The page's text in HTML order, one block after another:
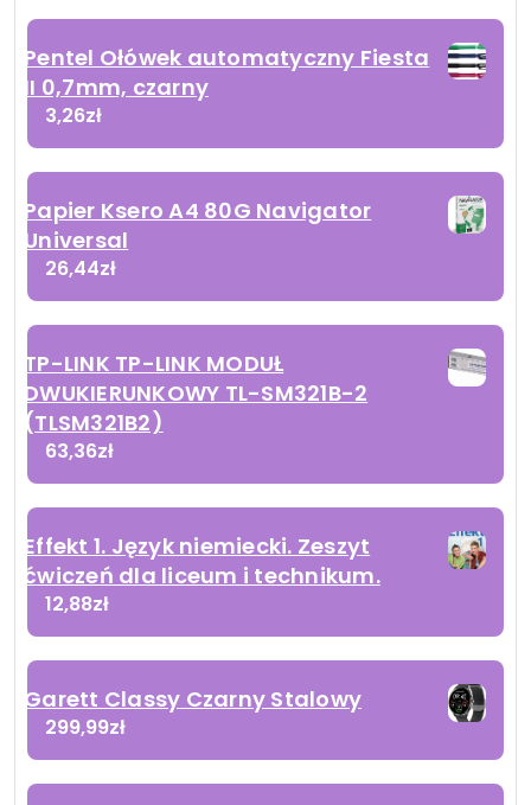
Pentel Ołówek automatyczny Fiesta
II 0,7mm, czarny
3,26zł
Papier Ksero A4 80G Navigator
Universal
26,44zł
TP-LINK TP-LINK MODUŁ
DWUKIERUNKOWY TL-SM321B-2
(TLSM321B2)
63,36zł
Effekt 1. Język niemiecki. Zeszyt
ćwiczeń dla liceum i technikum.
12,88zł
Garett Classy Czarny Stalowy
299,99zł